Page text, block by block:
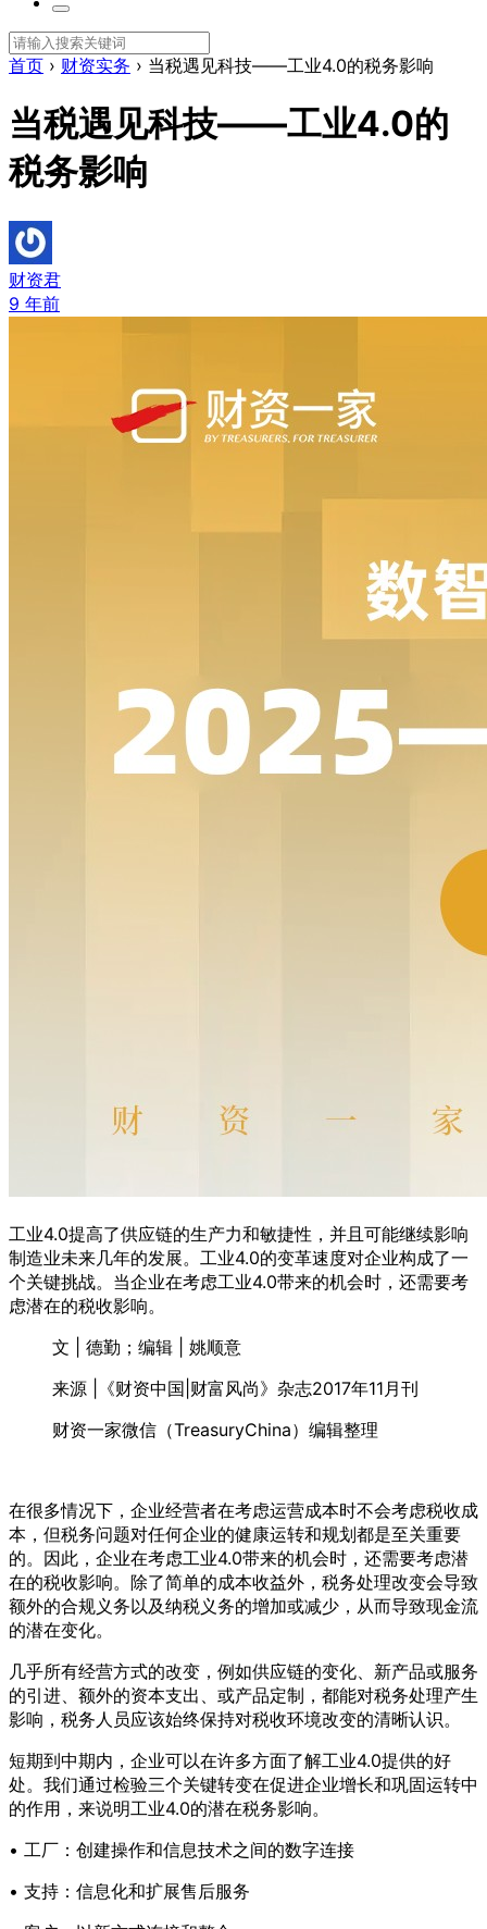
首页 › 财资实务 › 当税遇见科技——工业4.0的税务影响
当税遇见科技——工业4.0的
税务影响
财资君
9 年前
工业4.0提高了供应链的生产力和敏捷性，并且可能继续影响
制造业未来几年的发展。工业4.0的变革速度对企业构成了一
个关键挑战。当企业在考虑工业4.0带来的机会时，还需要考
虑潜在的税收影响。
文 | 德勤；编辑 | 姚顺意
来源 |《财资中国|财富风尚》杂志2017年11月刊
财资一家微信（TreasuryChina）编辑整理
在很多情况下，企业经营者在考虑运营成本时不会考虑税收成
本，但税务问题对任何企业的健康运转和规划都是至关重要
的。因此，企业在考虑工业4.0带来的机会时，还需要考虑潜
在的税收影响。除了简单的成本收益外，税务处理改变会导致
额外的合规义务以及纳税义务的增加或减少，从而导致现金流
的潜在变化。
几乎所有经营方式的改变，例如供应链的变化、新产品或服务
的引进、额外的资本支出、或产品定制，都能对税务处理产生
影响，税务人员应该始终保持对税收环境改变的清晰认识。
短期到中期内，企业可以在许多方面了解工业4.0提供的好
处。我们通过检验三个关键转变在促进企业增长和巩固运转中
的作用，来说明工业4.0的潜在税务影响。
• 工厂：创建操作和信息技术之间的数字连接
• 支持：信息化和扩展售后服务